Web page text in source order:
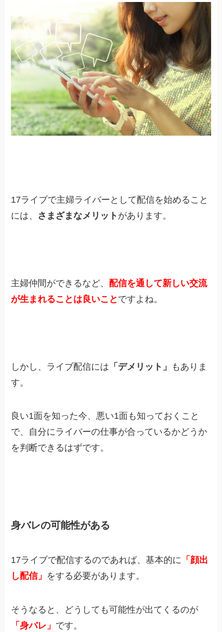
17ライブで主婦ライバーとして配信を始めること
には、 さまざまなメリット があります。
主婦仲間ができるなど、配信を通して新しい交流
が生まれることは良いこと ですよね。
しかし、ライブ配信には 「デメリット」
もありま
す。
良い1面を知った今、悪い1面も知っておくこと
で、自分にライバーの仕事が合っているかどうか
を判断できるはずです。
身バレの可能性がある
17ライブで配信するのであれば、基本的に 「顔出
し配信」 をする必要があります。
そうなると、どうしても可能性が出てくるのが
「身バレ」 です。